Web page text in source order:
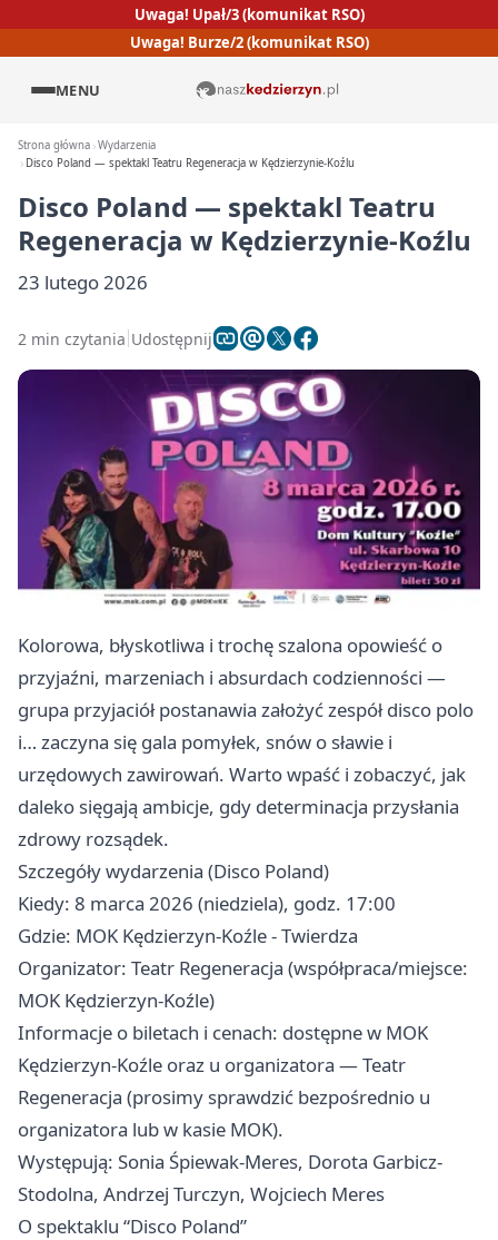
Uwaga! Upał/3 (komunikat RSO)
Uwaga! Burze/2 (komunikat RSO)
MENU
Strona główna Wydarzenia
Disco Poland — spektakl Teatru Regeneracja w Kędzierzynie-Koźlu
Disco Poland — spektakl Teatru
Regeneracja w Kędzierzynie-Koźlu
23 lutego 2026
2 min czytania Udostępnij
Kolorowa, błyskotliwa i trochę szalona opowieść o
przyjaźni, marzeniach i absurdach codzienności —
grupa przyjaciół postanawia założyć zespół disco polo
i… zaczyna się gala pomyłek, snów o sławie i
urzędowych zawirowań. Warto wpaść i zobaczyć, jak
daleko sięgają ambicje, gdy determinacja przysłania
zdrowy rozsądek.
Szczegóły wydarzenia (Disco Poland)
Kiedy: 8 marca 2026 (niedziela), godz. 17:00
Gdzie: MOK Kędzierzyn-Koźle - Twierdza
Organizator: Teatr Regeneracja (współpraca/miejsce:
MOK Kędzierzyn-Koźle)
Informacje o biletach i cenach: dostępne w MOK
Kędzierzyn-Koźle oraz u organizatora — Teatr
Regeneracja (prosimy sprawdzić bezpośrednio u
organizatora lub w kasie MOK).
Występują: Sonia Śpiewak-Meres, Dorota Garbicz-
Stodolna, Andrzej Turczyn, Wojciech Meres
O spektaklu “Disco Poland”